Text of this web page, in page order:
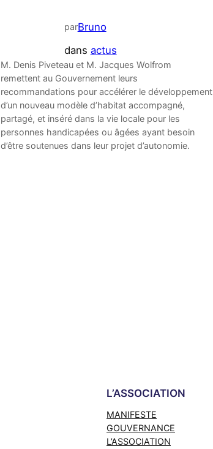
parBruno
dans actus
M. Denis Piveteau et M. Jacques Wolfrom
remettent au Gouvernement leurs
recommandations pour accélérer le développement
d’un nouveau modèle d’habitat accompagné,
partagé, et inséré dans la vie locale pour les
personnes handicapées ou âgées ayant besoin
d’être soutenues dans leur projet d’autonomie.
L’ASSOCIATION
MANIFESTE
GOUVERNANCE
L’ASSOCIATION